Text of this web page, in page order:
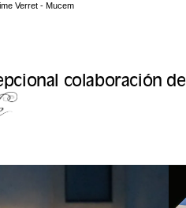
Verret - Mucem
colaboración de